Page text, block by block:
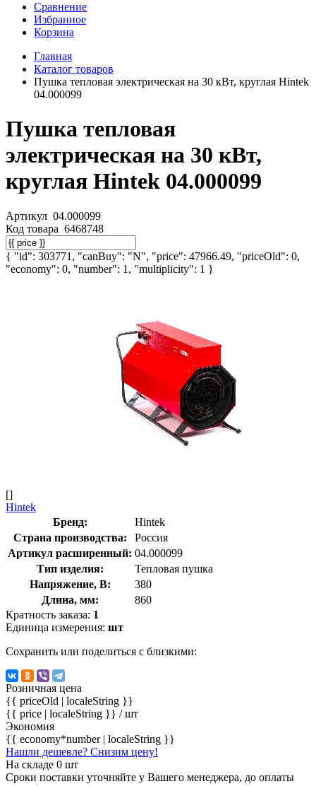
Сравнение
Избранное
Корзина
Главная
Каталог товаров
Пушка тепловая электрическая на 30 кВт, круглая Hintek
04.000099
Пушка тепловая
электрическая на 30 кВт,
круглая Hintek 04.000099
Артикул 04.000099
Код товара 6468748
{ "id": 303771, "canBuy": "N", "price": 47966.49, "priceOld": 0,
"economy": 0, "number": 1, "multiplicity": 1 }
[]
Hintek
Бренд:
Hintek
Страна производства:
Россия
Артикул расширенный: 04.000099
Тип изделия:
Тепловая пушка
Напряжение, В:
380
Длина, мм:
860
Кратность заказа: 1
Единица измерения: шт
Сохранить или поделиться с близкими:
Розничная цена
{{ priceOld | localeString }}
{{ price | localeString }} / шт
Экономия
{{ economy*number | localeString }}
Нашли дешевле? Снизим цену!
На складе 0 шт
Сроки поставки уточняйте у Вашего менеджера, до оплаты